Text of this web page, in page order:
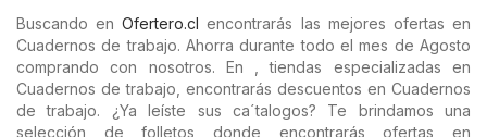
Buscando enOfertero.cl encontrarás las mejores ofertas en
Cuadernos de trabajo. Ahorra durante todo el mes de Agosto
comprando con nosotros. En , tiendas especializadas en
Cuadernos de trabajo, encontrarás descuentos en Cuadernos
de trabajo. ¿Ya leíste sus ca´talogos? Te brindamos una
selección de folletos donde encontrarás ofertas en